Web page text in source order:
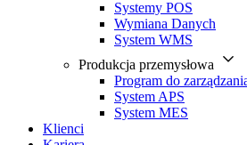
Systemy POS
Wymiana Danych
System WMS
Produkcja przemysłowa
Program do
System APS
System MES
Klienci